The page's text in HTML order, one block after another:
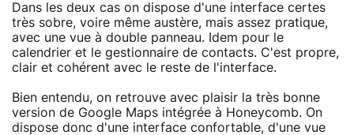
Dans les deux cas on dispose d'une interface certes
très sobre, voire même austère, mais assez pratique,
avec une vue à double panneau. Idem pour le
calendrier et le gestionnaire de contacts. C'est propre,
clair et cohérent avec le reste de l'interface.
Bien entendu, on retrouve avec plaisir la très bonne
version de Google Maps intégrée à Honeycomb. On
dispose donc d'une interface confortable, d'une vue